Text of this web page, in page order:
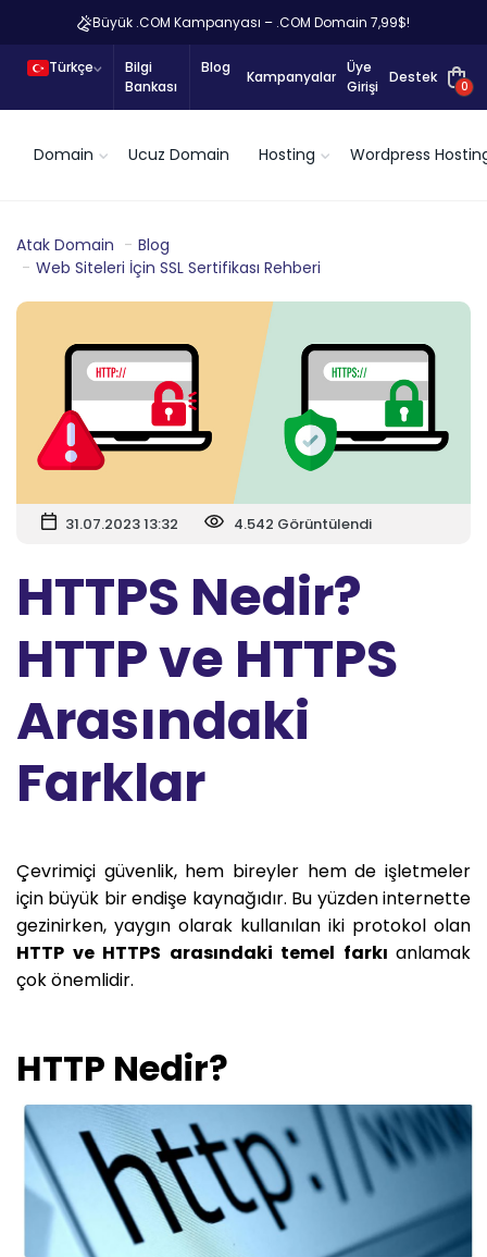
Büyük .COM Kampanyası – .COM Domain 7,99$!
Türkçe
Bilgi
Bankası
Blog
Kampanyalar
Üye
Girişi
Destek
0
Domain Ucuz Domain Hosting Wordpress
Atak Domain
Blog
Web Siteleri İçin SSL Sertifikası Rehberi
31.07.2023 13:32 4.542 Görüntülendi
HTTPS Nedir?
HTTP ve HTTPS
Arasındaki
Farklar
Çevrimiçi güvenlik, hem bireyler hem de işletmeler
için büyük bir endişe kaynağıdır. Bu yüzden internette
gezinirken, yaygın olarak kullanılan iki protokol olan
HTTP ve HTTPS arasındaki temel farkı anlamak
çok önemlidir.
HTTP Nedir?